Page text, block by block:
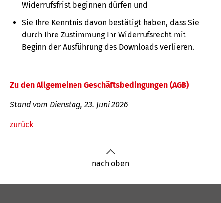
Widerrufsfrist beginnen dürfen und
Sie Ihre Kenntnis davon bestätigt haben, dass Sie
durch Ihre Zustimmung Ihr Widerrufsrecht mit
Beginn der Ausführung des Downloads verlieren.
Zu den Allgemeinen Geschäftsbedingungen (AGB)
Stand vom Dienstag, 23. Juni 2026
zurück
nach oben